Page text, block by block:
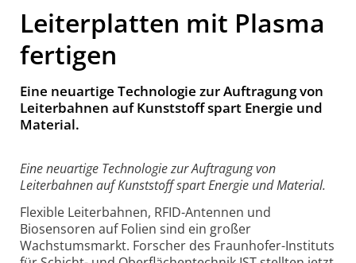
Leiterplatten mit Plasma
fertigen
Eine neuartige Technologie zur Auftragung von
Leiterbahnen auf Kunststoff spart Energie und
Material.
Eine neuartige Technologie zur Auftragung von
Leiterbahnen auf Kunststoff spart Energie und Material.
Flexible Leiterbahnen, RFID-Antennen und
Biosensoren auf Folien sind ein großer
Wachstumsmarkt. Forscher des Fraunhofer-Instituts